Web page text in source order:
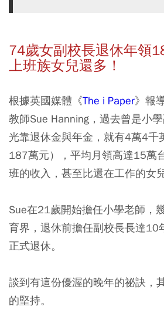
74歲女副校長退休年領
上班族女兒還多！
根據英國媒體《The i Paper》報
教師Sue Hanning，過去曾是小
光靠退休金與年金，就有4萬4千
187萬元），平均月領高達15萬
班的收入，甚至比還在工作的女
Sue在21歲開始擔任小學老師，
育界，退休前擔任副校長長達10
正式退休。
談到有這份優渥的晚年的祕訣，
的堅持。